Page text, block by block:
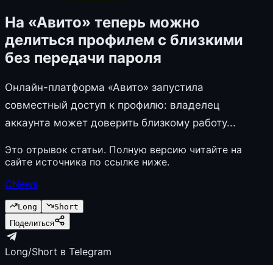
На «Авито» теперь можно
делиться профилем с близкими
без передачи пароля
Онлайн-платформа «Авито» запустила
совместный доступ к профилю: владелец
аккаунта может доверить близкому работу...
Это отрывок статьи. Полную версию читайте на
сайте источника по ссылке ниже.
CNews
Long
Short
Поделиться
Long/Short в Telegram